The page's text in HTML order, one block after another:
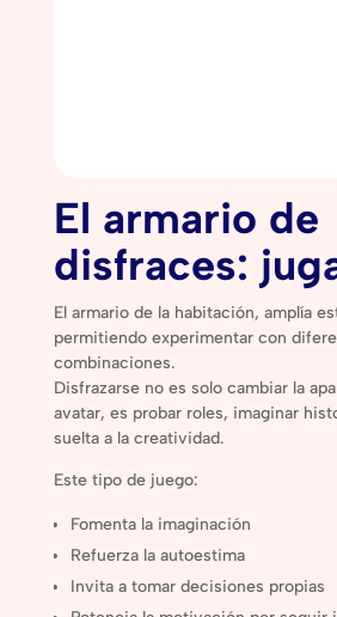
El armario de
disfraces:
El armario de la habitación, amplía
permitiendo experimentar con
combinaciones.
Disfrazarse no es solo cambiar la
avatar, es probar roles, imaginar
suelta a la creatividad.
Este tipo de juego:
Fomenta la imaginación
Refuerza la autoestima
Invita a tomar decisiones propias